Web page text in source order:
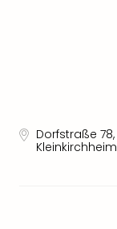
Dorfstraße 78,
Kleinkirchheim